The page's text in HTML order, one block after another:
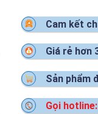
Cam kết
Giá rẻ hơn
Sản phẩm
Gọi hotline: